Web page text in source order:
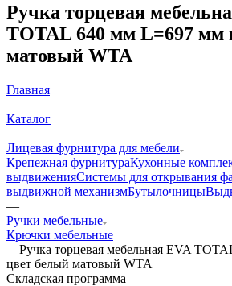
Ручка торцевая
TOTAL 640 мм L=697 мм
матовый WTA
Главная
—
Каталог
—
Лицевая фурнитура для мебели
Крепежная фурнитураКухонные
выдвиженияСистемы для открывания
выдвижной механизмБутылочницы
—
Ручки мебельные
Крючки мебельные
—Ручка торцевая мебельная EVA
цвет белый матовый WTA
Складская программа